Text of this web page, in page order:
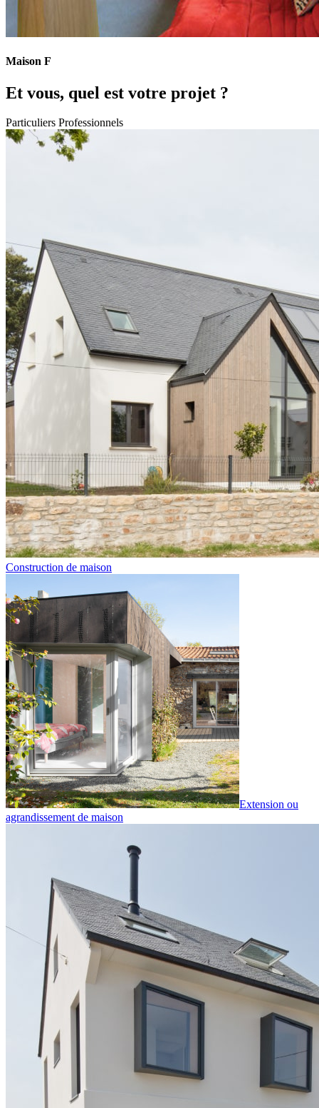
Maison F
Et vous, quel est votre projet ?
Particuliers Professionnels
Construction de maison
Extension ou
agrandissement de maison